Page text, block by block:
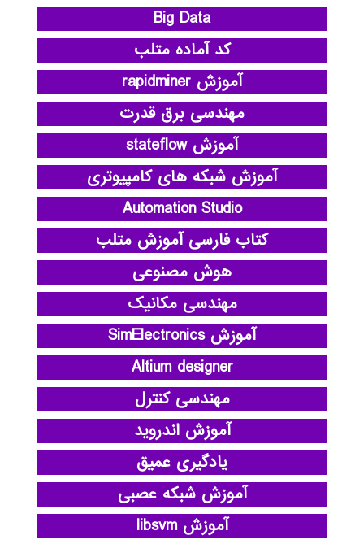
Big Data
کد آماده متلب
آموزش rapidminer
مهندسی برق قدرت
آموزش stateflow
آموزش شبکه های کامپیوتری
Automation Studio
کتاب فارسی آموزش متلب
هوش مصنوعی
مهندسی مکانیک
آموزش SimElectronics
Altium designer
مهندسی کنترل
آموزش اندروید
یادگیری عمیق
آموزش شبکه عصبی
آموزش libsvm